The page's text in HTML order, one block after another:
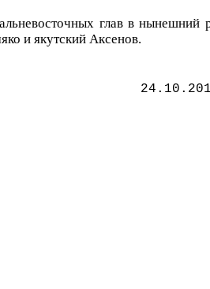
глав в нынешний
и якутский Аксенов.